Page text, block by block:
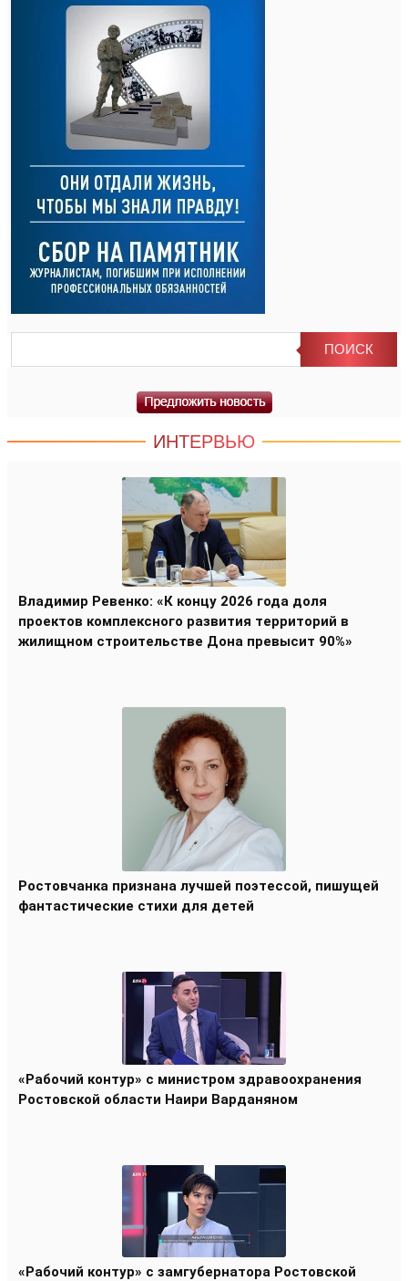
ИНТЕРВЬЮ
Владимир Ревенко: «К концу 2026 года доля
проектов комплексного развития территорий в
жилищном строительстве Дона превысит 90%»
Ростовчанка признана лучшей поэтессой, пишущей
фантастические стихи для детей
«Рабочий контур» с министром здравоохранения
Ростовской области Наири Варданяном
«Рабочий контур» с замгубернатора Ростовской